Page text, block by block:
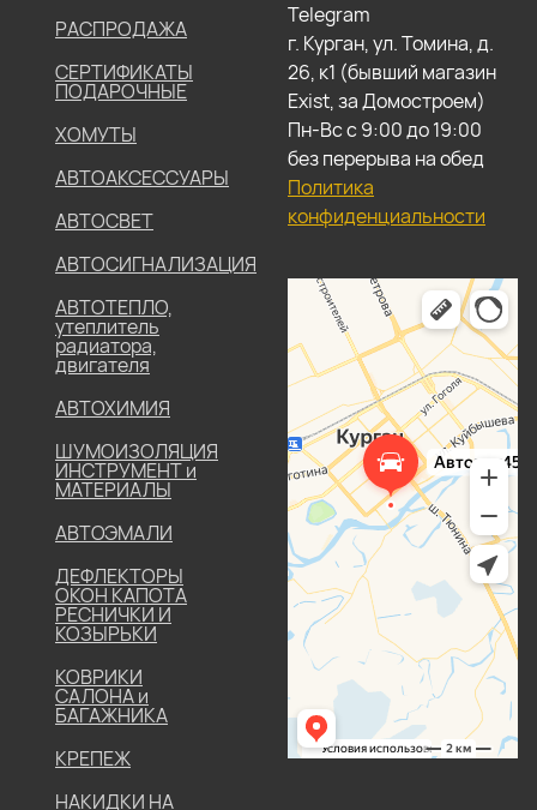
РАСПРОДАЖА
СЕРТИФИКАТЫ
ПОДАРОЧНЫЕ
ХОМУТЫ
АВТОАКСЕССУАРЫ
АВТОСВЕТ
АВТОСИГНАЛИЗАЦИЯ
АВТОТЕПЛО,
утеплитель
радиатора,
двигателя
АВТОХИМИЯ
ШУМОИЗОЛЯЦИЯ
ИНСТРУМЕНТ и
МАТЕРИАЛЫ
АВТОЭМАЛИ
ДЕФЛЕКТОРЫ
ОКОН КАПОТА
РЕСНИЧКИ И
КОЗЫРЬКИ
КОВРИКИ
САЛОНА и
БАГАЖНИКА
КРЕПЕЖ
НАКИДКИ НА
Telegram
г. Курган, ул. Томина, д.
26, к1 (бывший магазин
Exist, за Домостроем)
Пн-Вс с 9:00 до 19:00
без перерыва на обед
Политика
конфиденциальности